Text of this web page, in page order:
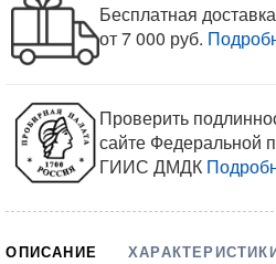
Бесплатная
от 7 000 руб.
Проверить
сайте Федеральной
ГИИС ДМДК
ОПИСАНИЕ